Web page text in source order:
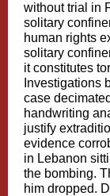
without trial in
solitary
human rights
solitary
it constitutes
Investigations
case
handwriting
justify
evidence
in Lebanon
the bombing.
him dropped.